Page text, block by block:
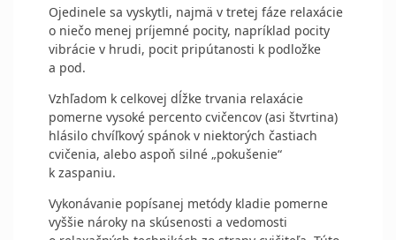
Ojedinele sa vyskytli, najmä v tretej fáze relaxácie
o niečo menej príjemné pocity, napríklad pocity
vibrácie v hrudi, pocit pripútanosti k pod­ložke
a pod.
Vzhľadom k celkovej dĺžke trvania relaxácie
pomerne vysoké percento cvičencov (asi štvrtina)
hlásilo chvíľkový spánok v niektorých častiach
cvičenia, alebo aspoň silné „pokušenie“
k zaspaniu.
Vykonávanie popísanej metódy kladie pomerne
vyššie nároky na skúsenosti a vedomosti